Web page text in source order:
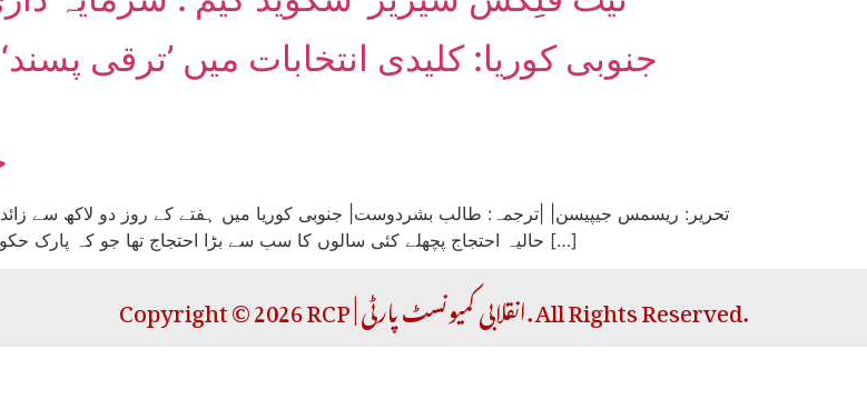
جنوبی کوریا: کلیدی انتخابات میں ’ترقی
حالیہ احتجاج پچھلے کئی سالوں کا سب سے بڑا احتجاج تھا جو کہ پارک حکومت کو درپیش شدید بحران کی نشاندہی کرتا ہے۔ موجودہ بحران اس […]
Copyright © 2026 RCP | انقلابی کمیونسٹ پارٹی. All Rights Reserved.